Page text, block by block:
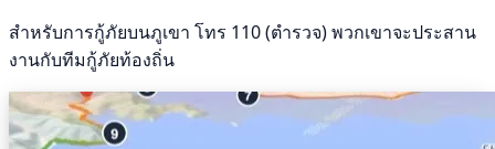
สำหรับการกู้ภัยบนภูเขา โทร 110 (ตำรวจ) พวกเขาจะประสาน
งานกับทีมกู้ภัยท้องถิ่น